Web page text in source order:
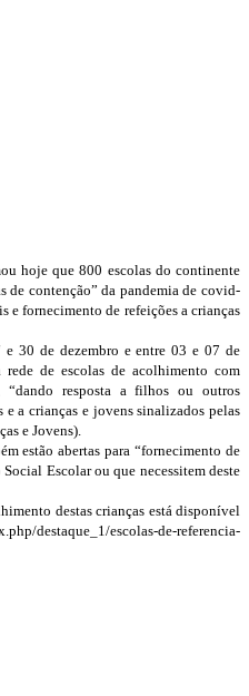
hoje que 800 escolas do continente
de contenção” da pandemia de covid-
e fornecimento de refeições a crianças
30 de dezembro e entre 03 e 07 de
de escolas de acolhimento com
resposta a filhos ou outros
e a crianças e jovens sinalizados pelas
e Jovens).
estão abertas para “fornecimento de
Escolar ou que necessitem deste
destas crianças está disponível
destaque_1/escolas-de-referencia-